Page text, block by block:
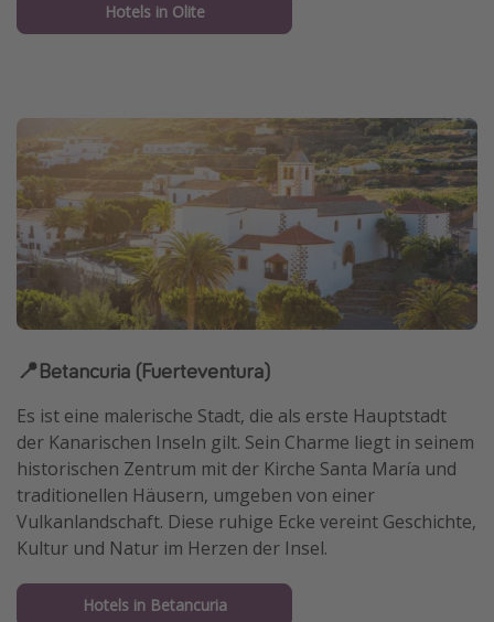
Hotels in Olite
📍Betancuria (Fuerteventura)
Es ist eine malerische Stadt, die als erste Hauptstadt
der Kanarischen Inseln gilt. Sein Charme liegt in seinem
historischen Zentrum mit der Kirche Santa María und
traditionellen Häusern, umgeben von einer
Vulkanlandschaft. Diese ruhige Ecke vereint Geschichte,
Kultur und Natur im Herzen der Insel.
Hotels in Betancuria